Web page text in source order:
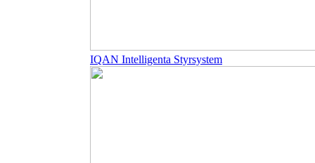
IQAN Intelligenta Styrsystem